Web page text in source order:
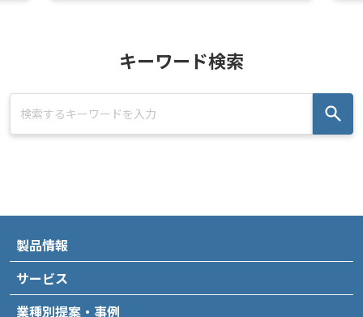
キーワード検索
製品情報
サービス
業種別提案・事例